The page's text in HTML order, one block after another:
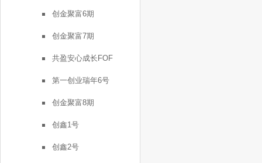
创金聚富6期
创金聚富7期
共盈安心成长FOF
第一创业瑞年6号
创金聚富8期
创鑫1号
创鑫2号